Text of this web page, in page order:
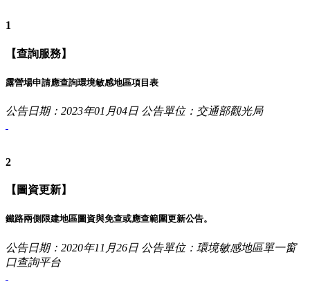
1
【查詢服務】
露營場申請應查詢環境敏感地區項目表
公告日期：2023年01月04日 公告單位：交通部觀光局
2
【圖資更新】
鐵路兩側限建地區圖資與免查或應查範圍更新公告。
公告日期：2020年11月26日 公告單位：環境敏感地區單一窗
口查詢平台